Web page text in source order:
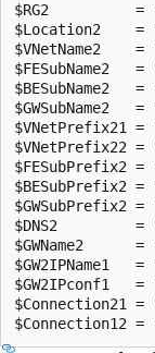
$RG2          =
$Location2    =
$VNetName2    =
$FESubName2
$BESubName2   =
$GWSubName2
$VNetPrefix21
$VNetPrefix22
$FESubPrefix2
$BESubPrefix2
$GWSubPrefix2
$DNS2         =
$GWName2      =
$GW2IPName1   =
$GW2IPconf1   =
$Connection21 =